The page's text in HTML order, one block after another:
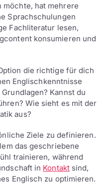
hat mehrere
Sprachschulungen
Fachliteratur lesen,
konsumieren und
die richtige für dich
Englischkenntnisse
Kannst du
Wie sieht es mit der
aus?
Ziele zu definieren.
das geschriebene
trainieren, während
in Kontaktsind,
Englisch zu optimieren.